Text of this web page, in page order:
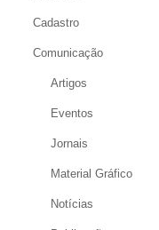
Cadastro
Comunicação
Artigos
Eventos
Jornais
Material Gráfico
Notícias